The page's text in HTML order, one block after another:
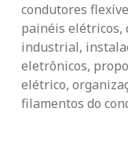
condutores
painéis elétricos,
industrial,
eletrônicos,
elétrico,
filamentos do